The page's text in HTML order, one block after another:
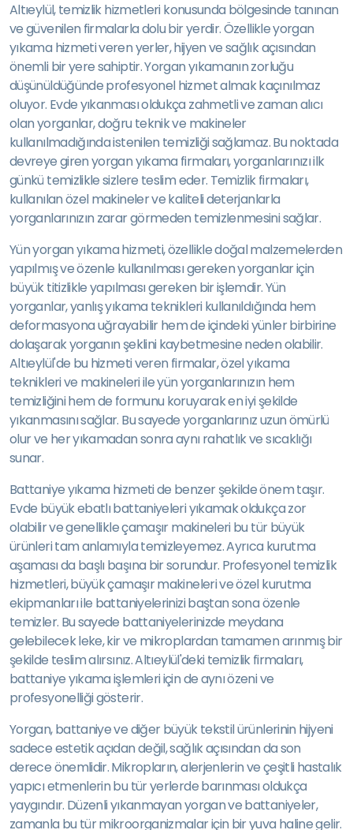
Altıeylül, temizlik hizmetleri konusunda bölgesinde tanınan
ve güvenilen firmalarla dolu bir yerdir. Özellikle yorgan
yıkama hizmeti veren yerler, hijyen ve sağlık açısından
önemli bir yere sahiptir. Yorgan yıkamanın zorluğu
düşünüldüğünde profesyonel hizmet almak kaçınılmaz
oluyor. Evde yıkanması oldukça zahmetli ve zaman alıcı
olan yorganlar, doğru teknik ve makineler
kullanılmadığında istenilen temizliği sağlamaz. Bu noktada
devreye giren yorgan yıkama firmaları, yorganlarınızı ilk
günkü temizlikle sizlere teslim eder. Temizlik firmaları,
kullanılan özel makineler ve kaliteli deterjanlarla
yorganlarınızın zarar görmeden temizlenmesini sağlar.
Yün yorgan yıkama hizmeti, özellikle doğal malzemelerden
yapılmış ve özenle kullanılması gereken yorganlar için
büyük titizlikle yapılması gereken bir işlemdir. Yün
yorganlar, yanlış yıkama teknikleri kullanıldığında hem
deformasyona uğrayabilir hem de içindeki yünler birbirine
dolaşarak yorganın şeklini kaybetmesine neden olabilir.
Altıeylül'de bu hizmeti veren firmalar, özel yıkama
teknikleri ve makineleri ile yün yorganlarınızın hem
temizliğini hem de formunu koruyarak en iyi şekilde
yıkanmasını sağlar. Bu sayede yorganlarınız uzun ömürlü
olur ve her yıkamadan sonra aynı rahatlık ve sıcaklığı
sunar.
Battaniye yıkama hizmeti de benzer şekilde önem taşır.
Evde büyük ebatlı battaniyeleri yıkamak oldukça zor
olabilir ve genellikle çamaşır makineleri bu tür büyük
ürünleri tam anlamıyla temizleyemez. Ayrıca kurutma
aşaması da başlı başına bir sorundur. Profesyonel temizlik
hizmetleri, büyük çamaşır makineleri ve özel kurutma
ekipmanları ile battaniyelerinizi baştan sona özenle
temizler. Bu sayede battaniyelerinizde meydana
gelebilecek leke, kir ve mikroplardan tamamen arınmış bir
şekilde teslim alırsınız. Altıeylül'deki temizlik firmaları,
battaniye yıkama işlemleri için de aynı özeni ve
profesyonelliği gösterir.
Yorgan, battaniye ve diğer büyük tekstil ürünlerinin hijyeni
sadece estetik açıdan değil, sağlık açısından da son
derece önemlidir. Mikropların, alerjenlerin ve çeşitli hastalık
yapıcı etmenlerin bu tür yerlerde barınması oldukça
yaygındır. Düzenli yıkanmayan yorgan ve battaniyeler,
zamanla bu tür mikroorganizmalar için bir yuva haline gelir.